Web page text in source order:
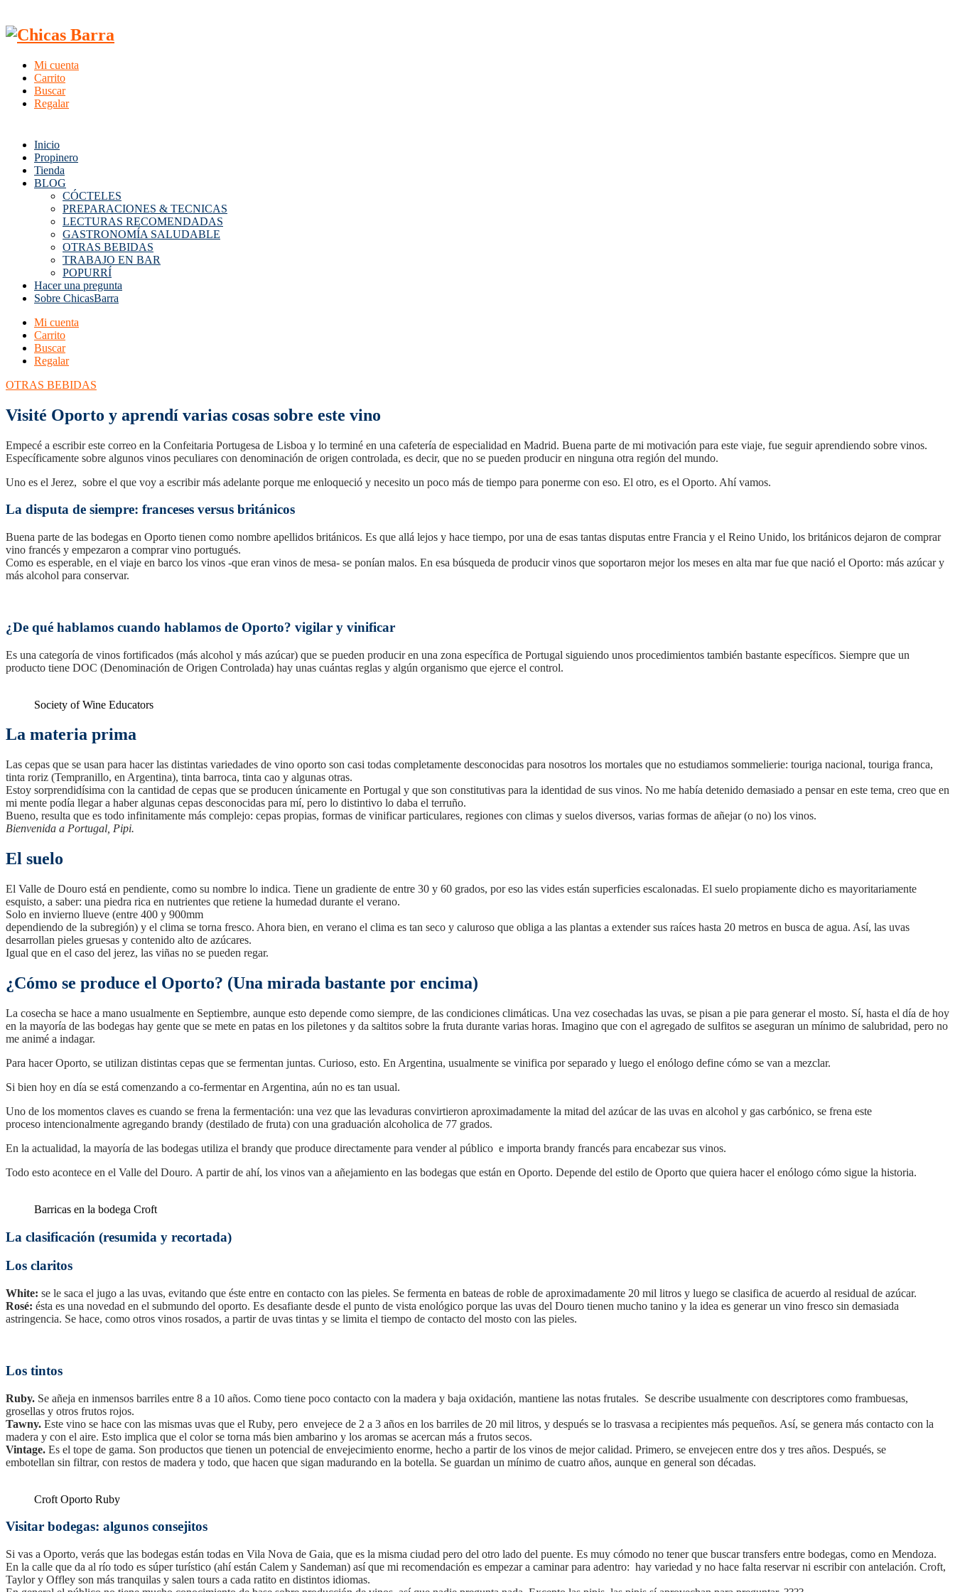
Mi cuenta
Carrito
Buscar
Regalar
Inicio
Propinero
Tienda
BLOG
CÓCTELES
PREPARACIONES & TECNICAS
LECTURAS RECOMENDADAS
GASTRONOMÍA SALUDABLE
OTRAS BEBIDAS
TRABAJO EN BAR
POPURRÍ
Hacer una pregunta
Sobre ChicasBarra
Mi cuenta
Carrito
Buscar
Regalar
OTRAS BEBIDAS
Visité Oporto y aprendí varias cosas sobre este vino
Empecé a escribir este correo en la Confeitaria Portugesa de Lisboa y lo terminé en una cafetería de especialidad en Madrid. Buena parte de mi motivación para este viaje, fue seguir aprendiendo sobre vinos.
Específicamente sobre algunos vinos peculiares con denominación de origen controlada, es decir, que no se pueden producir en ninguna otra región del mundo.
Uno es el Jerez, sobre el que voy a escribir más adelante porque me enloqueció y necesito un poco más de tiempo para ponerme con eso. El otro, es el Oporto. Ahí vamos.
La disputa de siempre: franceses versus británicos
Buena parte de las bodegas en Oporto tienen como nombre apellidos británicos. Es que allá lejos y hace tiempo, por una de esas tantas disputas entre Francia y el Reino Unido, los británicos dejaron de comprar
vino francés y empezaron a comprar vino portugués.
Como es esperable, en el viaje en barco los vinos -que eran vinos de mesa- se ponían malos. En esa búsqueda de producir vinos que soportaron mejor los meses en alta mar fue que nació el Oporto: más azúcar y
más alcohol para conservar.
¿De qué hablamos cuando hablamos de Oporto? vigilar y vinificar
Es una categoría de vinos fortificados (más alcohol y más azúcar) que se pueden producir en una zona específica de Portugal siguiendo unos procedimientos también bastante específicos. Siempre que un
producto tiene DOC (Denominación de Origen Controlada) hay unas cuántas reglas y algún organismo que ejerce el control.
Society of Wine Educators
La materia prima
Las cepas que se usan para hacer las distintas variedades de vino oporto son casi todas completamente desconocidas para nosotros los mortales que no estudiamos sommelierie: touriga nacional, touriga franca,
tinta roriz (Tempranillo, en Argentina), tinta barroca, tinta cao y algunas otras.
Estoy sorprendidísima con la cantidad de cepas que se producen únicamente en Portugal y que son constitutivas para la identidad de sus vinos. No me había detenido demasiado a pensar en este tema, creo que en
mi mente podía llegar a haber algunas cepas desconocidas para mí, pero lo distintivo lo daba el terruño.
Bueno, resulta que es todo infinitamente más complejo: cepas propias, formas de vinificar particulares, regiones con climas y suelos diversos, varias formas de añejar (o no) los vinos.
Bienvenida a Portugal, Pipi.
El suelo
El Valle de Douro está en pendiente, como su nombre lo indica. Tiene un gradiente de entre 30 y 60 grados, por eso las vides están superficies escalonadas. El suelo propiamente dicho es mayoritariamente
esquisto, a saber: una piedra rica en nutrientes que retiene la humedad durante el verano.
Solo en invierno llueve (entre 400 y 900mm
dependiendo de la subregión) y el clima se torna fresco. Ahora bien, en verano el clima es tan seco y caluroso que obliga a las plantas a extender sus raíces hasta 20 metros en busca de agua. Así, las uvas
desarrollan pieles gruesas y contenido alto de azúcares.
Igual que en el caso del jerez, las viñas no se pueden regar.
¿Cómo se produce el Oporto? (Una mirada bastante por encima)
La cosecha se hace a mano usualmente en Septiembre, aunque esto depende como siempre, de las condiciones climáticas. Una vez cosechadas las uvas, se pisan a pie para generar el mosto. Sí, hasta el día de hoy
en la mayoría de las bodegas hay gente que se mete en patas en los piletones y da saltitos sobre la fruta durante varias horas. Imagino que con el agregado de sulfitos se aseguran un mínimo de salubridad, pero no
me animé a indagar.
Para hacer Oporto, se utilizan distintas cepas que se fermentan juntas. Curioso, esto. En Argentina, usualmente se vinifica por separado y luego el enólogo define cómo se van a mezclar.
Si bien hoy en día se está comenzando a co-fermentar en Argentina, aún no es tan usual.
Uno de los momentos claves es cuando se frena la fermentación: una vez que las levaduras convirtieron aproximadamente la mitad del azúcar de las uvas en alcohol y gas carbónico, se frena este
proceso intencionalmente agregando brandy (destilado de fruta) con una graduación alcoholica de 77 grados.
En la actualidad, la mayoría de las bodegas utiliza el brandy que produce directamente para vender al público e importa brandy francés para encabezar sus vinos.
Todo esto acontece en el Valle del Douro. A partir de ahí, los vinos van a añejamiento en las bodegas que están en Oporto. Depende del estilo de Oporto que quiera hacer el enólogo cómo sigue la historia.
Barricas en la bodega Croft
La clasificación (resumida y recortada)
Los claritos
White: se le saca el jugo a las uvas, evitando que éste entre en contacto con las pieles. Se fermenta en bateas de roble de aproximadamente 20 mil litros y luego se clasifica de acuerdo al residual de azúcar.
Rosé: ésta es una novedad en el submundo del oporto. Es desafiante desde el punto de vista enológico porque las uvas del Douro tienen mucho tanino y la idea es generar un vino fresco sin demasiada
astringencia. Se hace, como otros vinos rosados, a partir de uvas tintas y se limita el tiempo de contacto del mosto con las pieles.
Los tintos
Ruby. Se añeja en inmensos barriles entre 8 a 10 años. Como tiene poco contacto con la madera y baja oxidación, mantiene las notas frutales. Se describe usualmente con descriptores como frambuesas,
grosellas y otros frutos rojos.
Tawny. Este vino se hace con las mismas uvas que el Ruby, pero envejece de 2 a 3 años en los barriles de 20 mil litros, y después se lo trasvasa a recipientes más pequeños. Así, se genera más contacto con la
madera y con el aire. Esto implica que el color se torna más bien ambarino y los aromas se acercan más a frutos secos.
Vintage. Es el tope de gama. Son productos que tienen un potencial de envejecimiento enorme, hecho a partir de los vinos de mejor calidad. Primero, se envejecen entre dos y tres años. Después, se
embotellan sin filtrar, con restos de madera y todo, que hacen que sigan madurando en la botella. Se guardan un mínimo de cuatro años, aunque en general son décadas.
Croft Oporto Ruby
Visitar bodegas: algunos consejitos
Si vas a Oporto, verás que las bodegas están todas en Vila Nova de Gaia, que es la misma ciudad pero del otro lado del puente. Es muy cómodo no tener que buscar transfers entre bodegas, como en Mendoza.
En la calle que da al río todo es súper turístico (ahí están Calem y Sandeman) así que mi recomendación es empezar a caminar para adentro: hay variedad y no hace falta reservar ni escribir con antelación. Croft,
Taylor y Offley son más tranquilas y salen tours a cada ratito en distintos idiomas.